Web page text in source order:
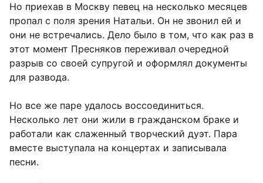
Но приехав в Москву певец на несколько месяцев
пропал с поля зрения Натальи. Он не звонил ей и
они не встречались. Дело было в том, что как раз в
этот момент Пресняков переживал очередной
разрыв со своей супругой и оформлял документы
для развода.
Но все же паре удалось воссоединиться.
Несколько лет они жили в гражданском браке и
работали как слаженный творческий дуэт. Пара
вместе выступала на концертах и записывала
песни.